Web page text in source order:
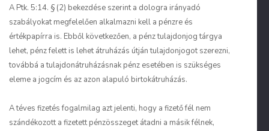
A Ptk. 5:14. § (2) bekezdése szerint a dologra irányadó
szabályokat megfelelően alkalmazni kell a pénzre és
értékpapírra is. Ebből következően, a pénz tulajdonjog tárgya
lehet, pénz felett is lehet átruházás útján tulajdonjogot szerezni,
továbbá a tulajdonátruházásnak pénz esetében is szükséges
eleme a jogcím és az azon alapuló birtokátruházás.
A téves fizetés fogalmilag azt jelenti, hogy a fizető fél nem
szándékozott a fizetett pénzösszeget átadni a másik félnek,